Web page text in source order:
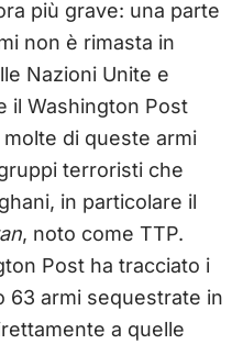
più grave: una parte
non è rimasta in
Nazioni Unite e
il Washington Post
di queste armi
terroristi che
in particolare il
, noto come TTP.
Post ha tracciato i
63 armi sequestrate in
a quelle